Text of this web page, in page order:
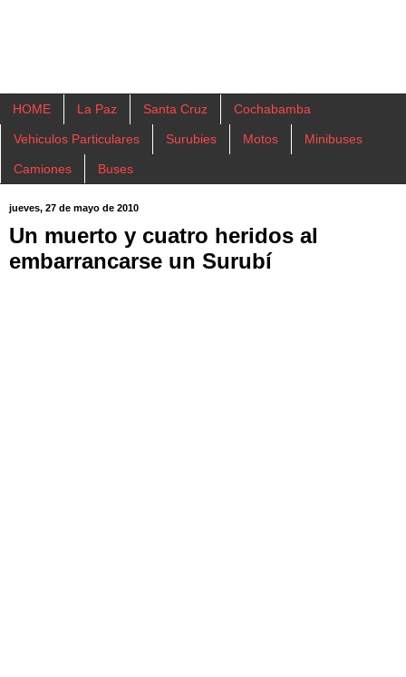
HOME La Paz Santa Cruz Cochabamba
Vehiculos Particulares Surubies Motos Minibuses
Camiones Buses
jueves, 27 de mayo de 2010
Un muerto y cuatro heridos al
embarrancarse un Surubí